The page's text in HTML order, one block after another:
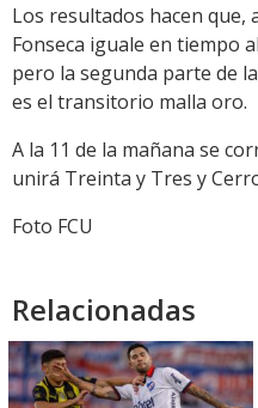
Los resultados hacen que,
Fonseca iguale en tiempo
pero la segunda parte de
es el transitorio malla oro.
A la 11 de la mañana se
unirá Treinta y Tres y
Foto FCU
Relacionadas